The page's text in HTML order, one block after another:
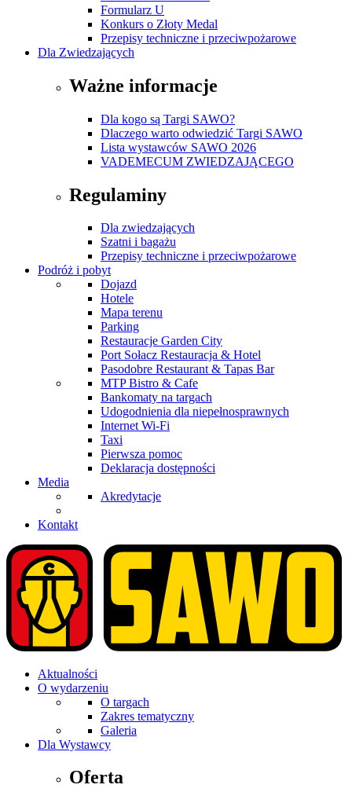
Formularz U
Konkurs o Złoty Medal
Przepisy techniczne i przeciwpożarowe
Dla Zwiedzających
Ważne informacje
Dla kogo są Targi SAWO?
Dlaczego warto odwiedzić Targi SAWO
Lista wystawców SAWO 2026
VADEMECUM ZWIEDZAJĄCEGO
Regulaminy
Dla zwiedzających
Szatni i bagażu
Przepisy techniczne i przeciwpożarowe
Podróż i pobyt
Dojazd
Hotele
Mapa terenu
Parking
Restauracje Garden City
Port Sołacz Restauracja & Hotel
Pasodobre Restaurant & Tapas Bar
MTP Bistro & Cafe
Bankomaty na targach
Udogodnienia dla niepełnosprawnych
Internet Wi-Fi
Taxi
Pierwsza pomoc
Deklaracja dostępności
Media
Akredytacje
Kontakt
Aktualności
O wydarzeniu
O targach
Zakres tematyczny
Galeria
Dla Wystawcy
Oferta